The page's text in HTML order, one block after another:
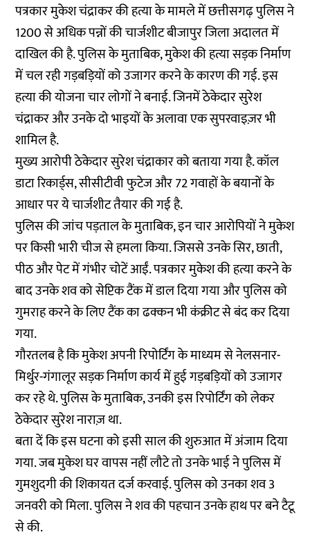
पत्रकार मुकेश चंद्राकर की हत्या के मामले में छत्तीसगढ़ पुलिस ने
1200 से अधिक पन्नों की चार्जशीट बीजापुर जिला अदालत में
दाखिल की है. पुलिस के मुताबिक, मुकेश की हत्या सड़क निर्माण
में चल रही गड़बड़ियों को उजागर करने के कारण की गई. इस
हत्या की योजना चार लोगों ने बनाई. जिनमें ठेकेदार सुरेश
चंद्राकर और उनके दो भाइयों के अलावा एक सुपरवाइज़र भी
शामिल है.
मुख्य आरोपी ठेकेदार सुरेश चंद्राकार को बताया गया है. कॉल
डाटा रिकार्ड्स, सीसीटीवी फुटेज और 72 गवाहों के बयानों के
आधार पर ये चार्जशीट तैयार की गई है.
पुलिस की जांच पड़ताल के मुताबिक, इन चार आरोपियों ने मुकेश
पर किसी भारी चीज से हमला किया. जिससे उनके सिर, छाती,
पीठ और पेट में गंभीर चोटें आईं. पत्रकार मुकेश की हत्या करने के
बाद उनके शव को सेप्टिक टैंक में डाल दिया गया और पुलिस को
गुमराह करने के लिए टैंक का ढक्कन भी कंक्रीट से बंद कर दिया
गया.
गौरतलब है कि मुकेश अपनी रिपोर्टिंग के माध्यम से नेलसनार-
मिर्थुर-गंगालूर सड़क निर्माण कार्य में हुई गड़बड़ियों को उजागर
कर रहे थे. पुलिस के मुताबिक, उनकी इस रिपोर्टिंग को लेकर
ठेकेदार सुरेश नाराज़ था.
बता दें कि इस घटना को इसी साल की शुरुआत में अंजाम दिया
गया. जब मुकेश घर वापस नहीं लौटे तो उनके भाई ने पुलिस में
गुमशुदगी की शिकायत दर्ज करवाई. पुलिस को उनका शव 3
जनवरी को मिला. पुलिस ने शव की पहचान उनके हाथ पर बने टैटू
से की.